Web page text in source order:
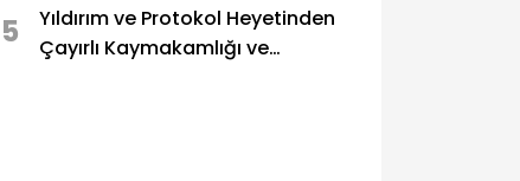
5
Yıldırım ve Protokol Heyetinden
Çayırlı Kaymakamlığı ve